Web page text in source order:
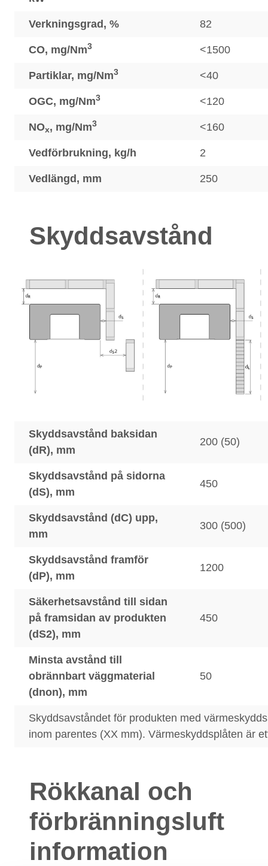
Verkningsgrad, % 82
CO, mg/Nm3 <1500
Partiklar, mg/Nm3 <40
OGC, mg/Nm3 <120
NOx, mg/Nm3 <160
Vedförbrukning, kg/h 2
Vedlängd, mm 250
Skyddsavstånd
Skyddsavstånd baksidan
(dR), mm
200 (50)
Skyddsavstånd på sidorna
(dS), mm
450
Skyddsavstånd (dC) upp,
mm
300 (500)
Skyddsavstånd framför
(dP), mm
1200
Säkerhetsavstånd till sidan
på framsidan av produkten
(dS2), mm
450
Minsta avstånd till
obrännbart väggmaterial
(dnon), mm
50
Skyddsavståndet för produkten med
inom parentes (XX mm). Värmeskyddsplåten är
Rökkanal och
förbränningsluft
information